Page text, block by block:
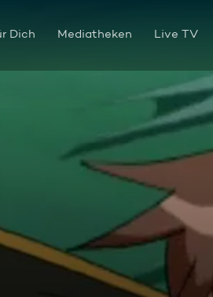
Dich Mediatheken Live TV